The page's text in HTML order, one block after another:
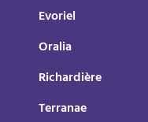
Evoriel
Oralia
Richardière
Terranae